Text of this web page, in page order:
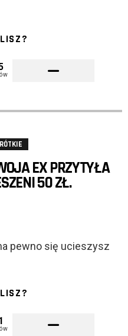
EX PRZYTYŁA
50 ZŁ.
pewno się ucieszysz